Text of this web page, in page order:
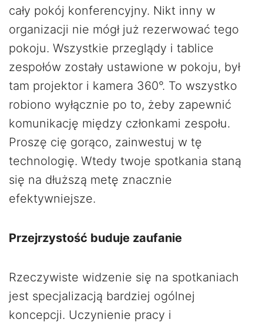
cały pokój konferencyjny. Nikt inny w
organizacji nie mógł już rezerwować tego
pokoju. Wszystkie przeglądy i tablice
zespołów zostały ustawione w pokoju, był
tam projektor i kamera 360°. To wszystko
robiono wyłącznie po to, żeby zapewnić
komunikację między członkami zespołu.
Proszę cię gorąco, zainwestuj w tę
technologię. Wtedy twoje spotkania staną
się na dłuższą metę znacznie
efektywniejsze.
Przejrzystość buduje zaufanie
Rzeczywiste widzenie się na spotkaniach
jest specjalizacją bardziej ogólnej
koncepcji. Uczynienie pracy i